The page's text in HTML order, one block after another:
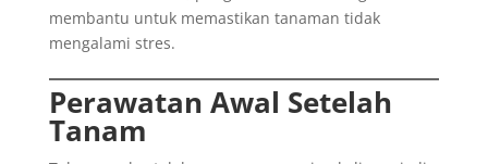
membantu untuk memastikan tanaman tidak
mengalami stres.
Perawatan Awal Setelah
Tanam